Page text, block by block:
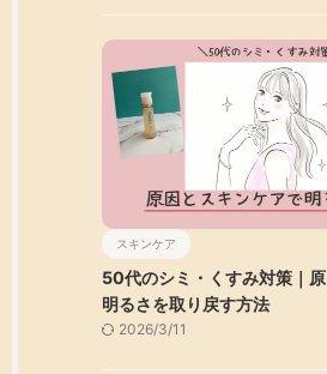
スキンケア
50代のシミ・くすみ対策｜
明るさを取り戻す方法
2026/3/11